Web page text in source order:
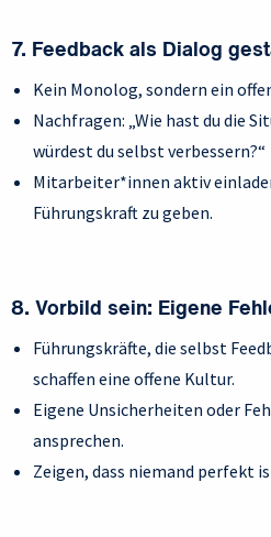
7. Feedback als Dialog
Kein Monolog, sondern ein
Nachfragen: „Wie hast du die
würdest du selbst verbessern?“
Mitarbeiter*innen aktiv
Führungskraft zu geben.
8. Vorbild sein: Eigene
Führungskräfte, die selbst
schaffen eine offene Kultur.
Eigene Unsicherheiten oder
ansprechen.
Zeigen, dass niemand perfekt